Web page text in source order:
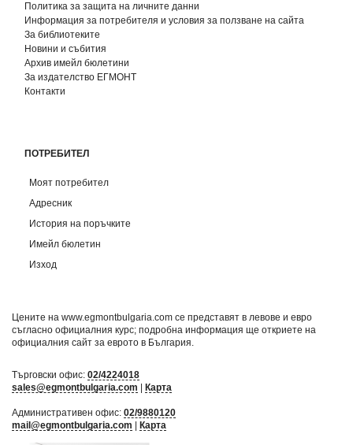
Политика за защита на личните данни
Информация за потребителя и условия за ползване на сайта
За библиотеките
Новини и събития
Архив имейл бюлетини
За издателство ЕГМОНТ
Контакти
ПОТРЕБИТЕЛ
Моят потребител
Адресник
История на поръчките
Имейл бюлетин
Изход
Цените на www.egmontbulgaria.com се представят в левове и евро
съгласно официалния курс; подробна информация ще откриете на
официалния сайт за еврото в България
Търговски офис: 02/4224018
sales@egmontbulgaria.com | Карта
Административен офис: 02/9880120
mail@egmontbulgaria.com | Карта